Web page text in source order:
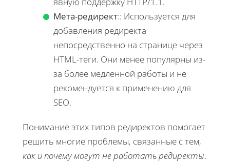
Мета-редирект:: Используется для
добавления редиректа
непосредственно на странице через
HTML-теги. Они менее популярны из-
за более медленной работы и не
рекомендуется к применению для
SEO.
Понимание этих типов редиректов помогает
решить многие проблемы, связанные с тем,
как и почему могут не работать редиректы.